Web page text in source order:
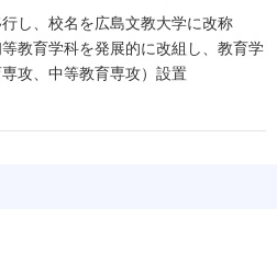
し、校名を広島文教大学に改称
教育学科を発展的に改組し、教育学
攻、中等教育専攻）設置